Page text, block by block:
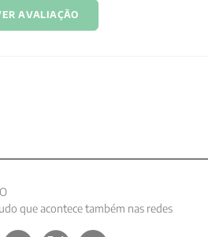
AVALIAÇÃO
que acontece também nas redes